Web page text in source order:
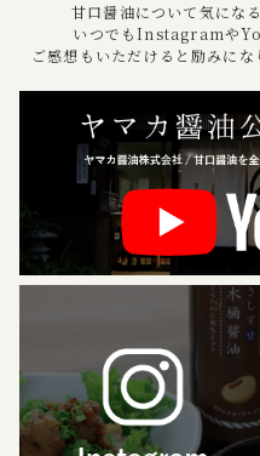
甘口醤油について気にな
いつでもInstagramや
ご感想もいただけると励みに